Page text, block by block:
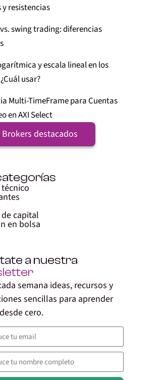
resistencias
swing trading: diferencias
y escala lineal en los
usar?
Multi-TimeFrame para Cuentas
en AXI Select
Brokers destacados
capital
en bolsa
a nuestra
semana ideas, recursos y
sencillas para aprender
cero.